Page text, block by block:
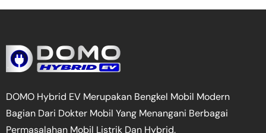
DOMO Hybrid EV Merupakan Bengkel Mobil Modern
Bagian Dari Dokter Mobil Yang Menangani Berbagai
Permasalahan Mobil Listrik Dan Hybrid.